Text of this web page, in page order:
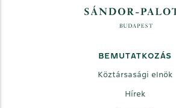
BEMUTATKOZÁS
Köztársasági elnök
Hírek